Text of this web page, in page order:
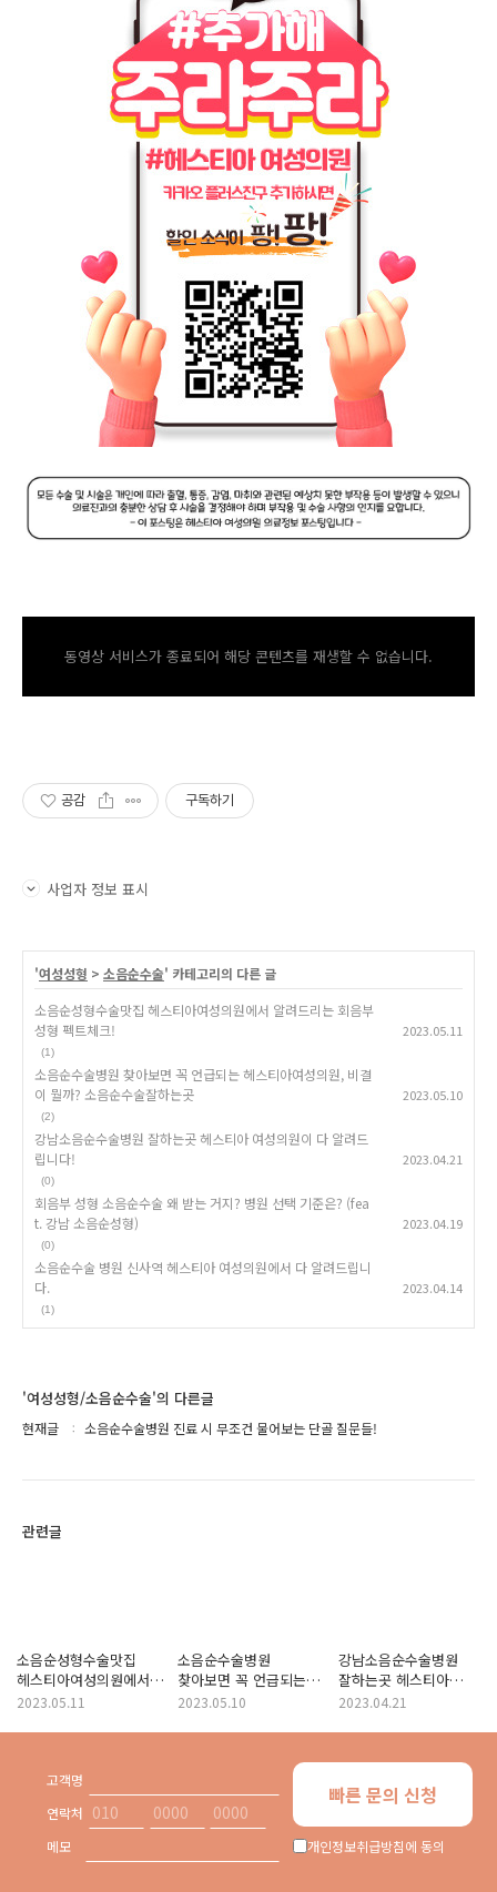
동영상 서비스가 종료되어 해당 콘텐츠를 재생할 수 없습니다.
공감 구독하기
사업자 정보 표시
'여성성형 > 소음순수술' 카테고리의 다른 글
소음순성형수술맛집 헤스티아여성의원에서 알려드리는 회음부
성형 펙트체크!
(1)
2023.05.11
소음순수술병원 찾아보면 꼭 언급되는 헤스티아여성의원, 비결
이 뭘까? 소음순수술잘하는곳
(2)
2023.05.10
강남소음순수술병원 잘하는곳 헤스티아 여성의원이 다 알려드
립니다!
(0)
2023.04.21
회음부 성형 소음순수술 왜 받는 거지? 병원 선택 기준은? (fea
t. 강남 소음순성형)
(0)
2023.04.19
소음순수술 병원 신사역 헤스티아 여성의원에서 다 알려드립니
다.
(1)
2023.04.14
'여성성형/소음순수술'의 다른글
현재글 소음순수술병원 진료 시 무조건 물어보는 단골 질문들!
관련글
소음순성형수술맛집
헤스티아여성의원에서
알려드리는 회음부성형
2023.05.11
소음순수술병원
찾아보면 꼭 언급되는
헤스티아여성의원,
소음순수술잘하는곳
2023.05.10
강남소음순수술병원
잘하는곳 헤스티아
여성의원이 다
2023.04.21
♥소중한 나를 위해, 헤스티아여성의
고객명
연락처
메모
개인정보취급방침에 동의
빠른 문의 신청